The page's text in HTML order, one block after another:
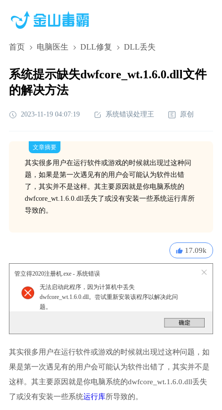
首页 电脑医生 DLL修复 DLL丢失
系统提示缺失dwfcore_wt.1.6.0.dll文件
的解决方法
2023-11-19 04:07:19 系统错误处理王 原创
文章摘要
其实很多用户在运行软件或游戏的时候就出现过这种问
题，如果是第一次遇见有的用户会可能认为软件出错
了，其实并不是这样。其主要原因就是你电脑系统的
dwfcore_wt.1.6.0.dll丢失了或没有安装一些系统运行库所
导致的。
17.09k
管立得2020注册机.exe - 系统错误
无法启动此程序，因为计算机中丢失
dwfcore_wt.1.6.0.dll。尝试重新安装该程序以解决此问
题。
其实很多用户在运行软件或游戏的时候就出现过这种问题，如
果是第一次遇见有的用户会可能认为软件出错了，其实并不是
这样。其主要原因就是你电脑系统的dwfcore_wt.1.6.0.dll丢失
了或没有安装一些系统运行库所导致的。